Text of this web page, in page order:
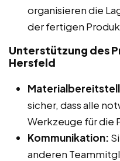
organisieren die
der fertigen
Unterstützung des
Hersfeld
sicher, dass alle
Werkzeuge für die
Kommunikation:
anderen